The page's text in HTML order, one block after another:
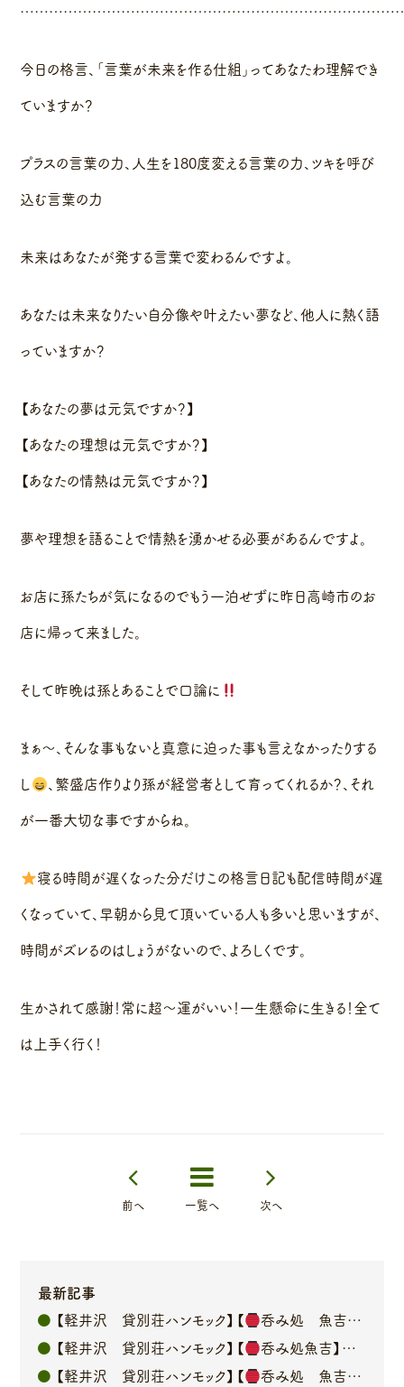
今日の格言、「言葉が未来を作る仕組」ってあなたわ理解でき
ていますか？
プラスの言葉の力、人生を180度変える言葉の力、ツキを呼び
込む言葉の力
未来はあなたが発する言葉で変わるんですよ。
あなたは未来なりたい自分像や叶えたい夢など、他人に熱く語
っていますか？
【あなたの夢は元気ですか？】
【あなたの理想は元気ですか？】
【あなたの情熱は元気ですか？】
夢や理想を語ることで情熱を湧かせる必要があるんですよ。
お店に孫たちが気になるのでもう一泊せずに昨日高崎市のお
店に帰って来ました。
そして昨晩は孫とあることで口論に
まぁ〜、そんな事もないと真意に迫った事も言えなかったりする
し
、繁盛店作りより孫が経営者として育ってくれるか？、それ
が一番大切な事ですからね。
寝る時間が遅くなった分だけこの格言日記も配信時間が遅
くなっていて、早朝から見て頂いている人も多いと思いますが、
時間がズレるのはしょうがないので、よろしくです。
生かされて感謝！常に超〜運がいい！一生懸命に生きる！全て
は上手く行く！
前へ 一覧へ 次へ
最新記事
【軽井沢 貸別荘ハンモック】【
呑み処 魚吉】オーナーブログ
【軽井沢 貸別荘ハンモック】【
呑み処魚吉】オーナーブログ
【軽井沢 貸別荘ハンモック】【
呑み処 魚吉】オーナーブログ